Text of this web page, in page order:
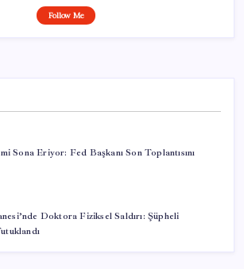
Follow Me
Sona Eriyor: Fed Başkanı Son Toplantısını
Doktora Fiziksel Saldırı: Şüpheli